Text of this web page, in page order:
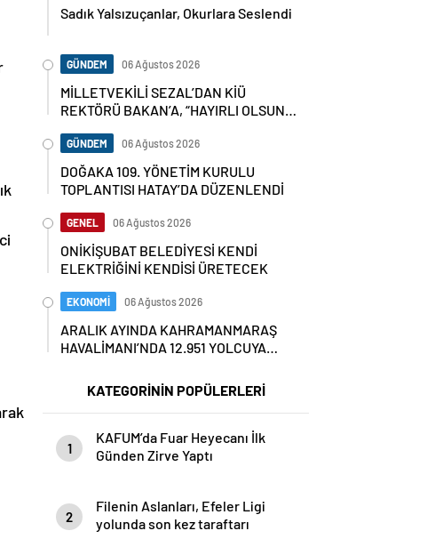
Sadık Yalsızuçanlar, Okurlara Seslendi
GÜNDEM 06 Ağustos 2026
MİLLETVEKİLİ SEZAL’DAN KİÜ
REKTÖRÜ BAKAN’A, “HAYIRLI OLSUN”
GÜNDEM 06 Ağustos 2026
DOĞAKA 109. YÖNETİM KURULU
TOPLANTISI HATAY’DA DÜZENLENDİ
GENEL 06 Ağustos 2026
ONİKİŞUBAT BELEDİYESİ KENDİ
ELEKTRİĞİNİ KENDİSİ ÜRETECEK
EKONOMİ 06 Ağustos 2026
ARALIK AYINDA KAHRAMANMARAŞ
HAVALİMANI’NDA 12.951 YOLCUYA
KATEGORİNİN POPÜLERLERİ
1
KAFUM’da Fuar Heyecanı İlk
Günden Zirve Yaptı
2
Filenin Aslanları, Efeler Ligi
yolunda son kez taraftarı